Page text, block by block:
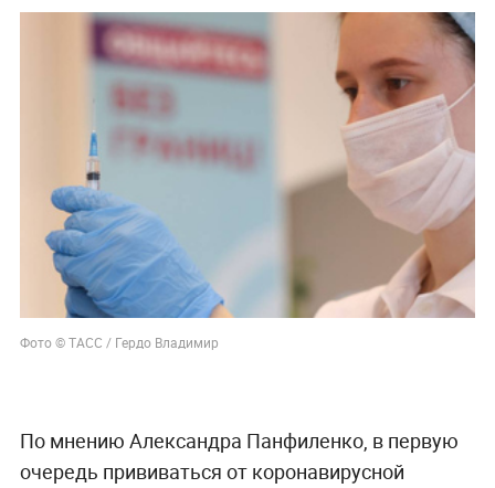
Фото © ТАСС / Гердо Владимир
По мнению Александра Панфиленко, в первую
очередь прививаться от коронавирусной